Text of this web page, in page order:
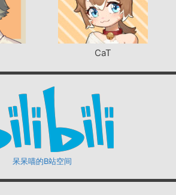
CaT
呆呆喵的B站空间